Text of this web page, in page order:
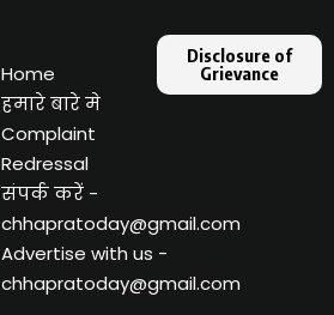
Home
हमारे बारे मे
Complaint
Redressal
संपर्क करें -
chhapratoday@gmail.com
Advertise with us -
chhapratoday@gmail.com
Disclosure of
Grievance